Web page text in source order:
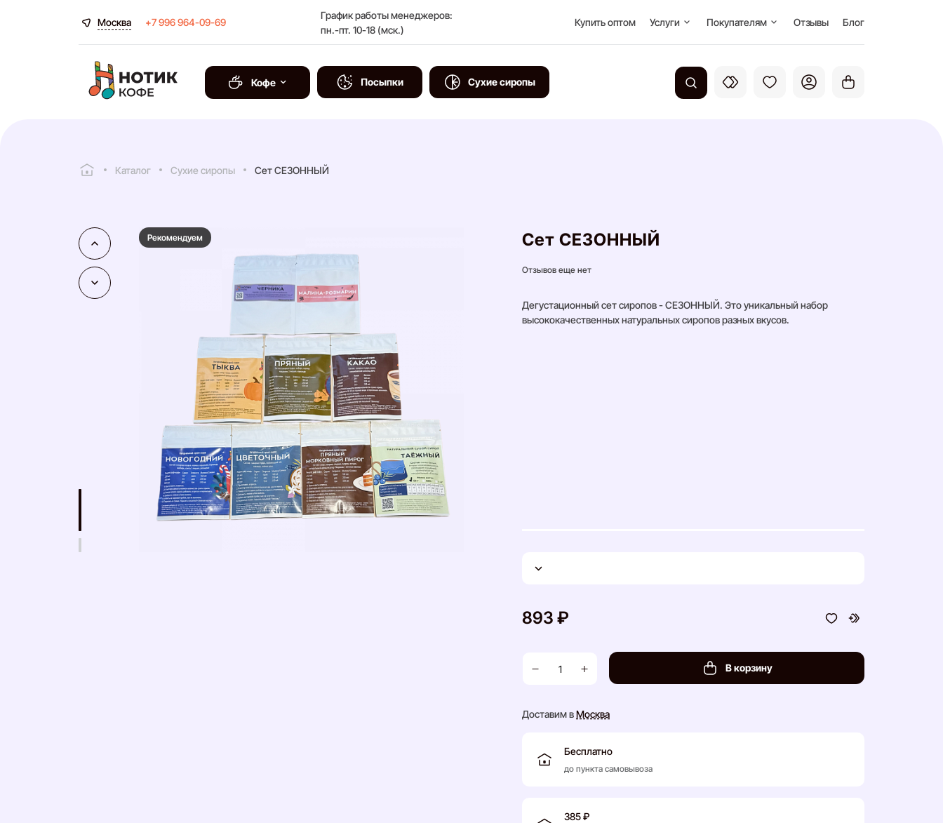
Москва +7 996 964-09-69
График работы менеджеров:
пн.-пт. 10-18 (мск.)
Купить оптом Услуги Покупателям
Наше производство
Отзывы Блог
Кофе Посыпки Сухие сиропы
Каталог Сухие сиропы Сет СЕЗОННЫЙ
Рекомендуем РекомендуемСет СЕЗОННЫЙ
Отзывов еще нет
Дегустационный сет сиропов - СЕЗОННЫЙ. Это уникальный набор
высококачественных натуральных сиропов разных вкусов.
893 ₽
В корзину
Доставим вМосква
Бесплатно
до пункта самовывоза
385 ₽